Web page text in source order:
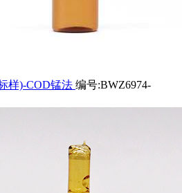
样)-COD锰法 编号:BWZ6974-